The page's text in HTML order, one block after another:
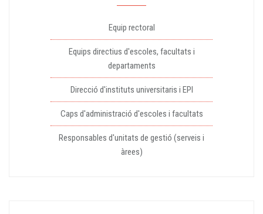
Equip rectoral
Equips directius d'escoles, facultats i
departaments
Direcció d'instituts universitaris i EPI
Caps d'administració d'escoles i facultats
Responsables d'unitats de gestió (serveis i
àrees)